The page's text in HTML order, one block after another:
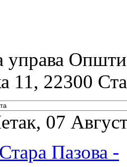
11, 22300
07